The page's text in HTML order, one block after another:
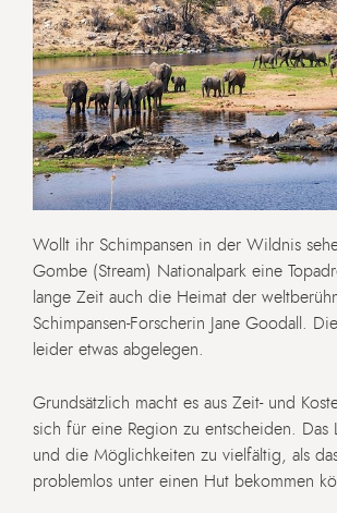
Wollt ihr Schimpansen in der Wildnis
Gombe (Stream) Nationalpark eine
lange Zeit auch die Heimat der
Schimpansen-Forscherin Jane Goodall.
leider etwas abgelegen.
Grundsätzlich macht es aus Zeit- und
sich für eine Region zu entscheiden. Das
und die Möglichkeiten zu vielfältig, als
problemlos unter einen Hut bekommen